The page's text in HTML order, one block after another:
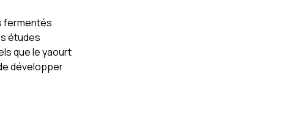
fermentés
études
que le yaourt
développer